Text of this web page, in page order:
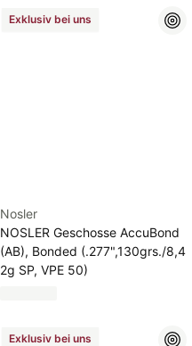
Exklusiv bei uns
Nosler
NOSLER Geschosse AccuBond
(AB), Bonded (.277",130grs./8,4
2g SP, VPE 50)
Exklusiv bei uns